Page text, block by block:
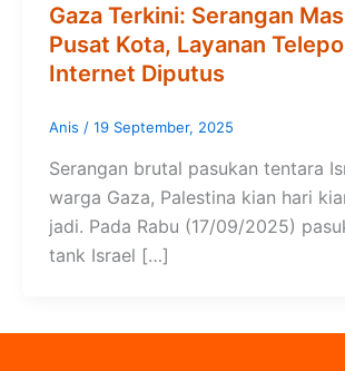
Gaza Terkini: Serangan
Pusat Kota, Layanan
Internet Diputus
Anis / 19 September, 2025
Serangan brutal pasukan tentara
warga Gaza, Palestina kian hari
jadi. Pada Rabu (17/09/2025)
tank Israel […]